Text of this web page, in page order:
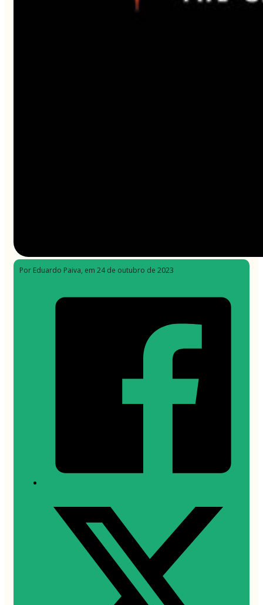
Por Eduardo Paiva, em 24 de outubro de 2023